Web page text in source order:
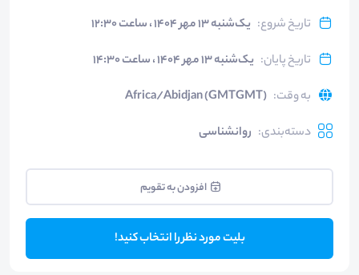
تاریخ شروع: یک‌شنبه ۱۳ مهر ۱۴۰۴ ، ساعت ۱۲:۳۰
تاریخ پایان: یک‌شنبه ۱۳ مهر ۱۴۰۴ ، ساعت ۱۴:۳۰
به وقت:
Africa/Abidjan (GMTGMT)
دسته‌بندی: روانشناسی
افزودن به تقویم
بلیت مورد نظر را انتخاب کنید!